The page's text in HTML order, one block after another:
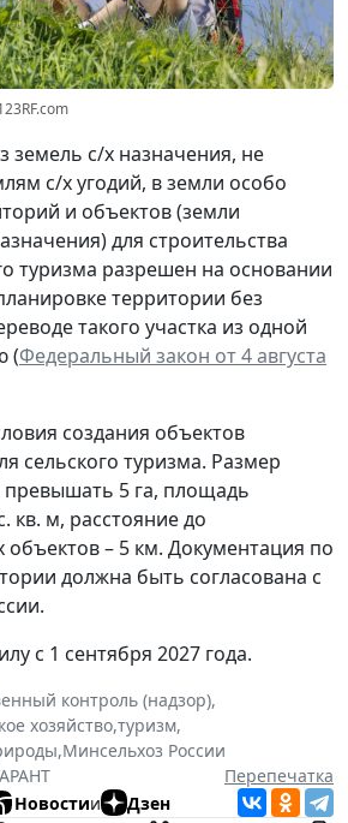
земель с/х назначения, не
с/х угодий, в земли особо
и объектов (земли
для строительства
туризма разрешен на основании
территории без
такого участка из одной
(Федеральный закон от 4 августа
создания объектов
сельского туризма. Размер
превышать 5 га, площадь
кв. м, расстояние до
объектов – 5 км. Документация по
должна быть согласована с
с 1 сентября 2027 года.
контроль (надзор),
хозяйство,туризм,
,Минсельхоз России
Перепечатка
Новостии Дзен